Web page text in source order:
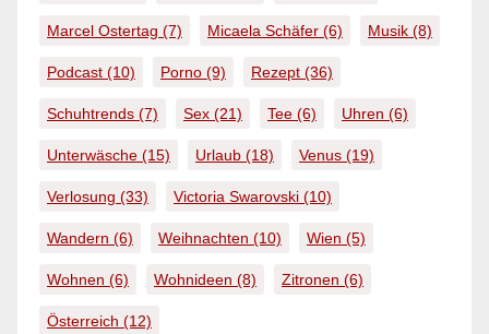
Marcel Ostertag (7) Micaela Schäfer (6) Musik (8)
Podcast (10) Porno (9) Rezept (36)
Schuhtrends (7) Sex (21) Tee (6) Uhren (6)
Unterwäsche (15) Urlaub (18) Venus (19)
Verlosung (33) Victoria Swarovski (10)
Wandern (6) Weihnachten (10) Wien (5)
Wohnen (6) Wohnideen (8) Zitronen (6)
Österreich (12)